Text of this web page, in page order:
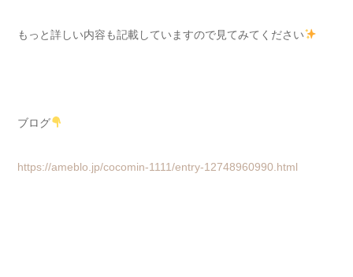
もっと詳しい内容も記載していますので見てみてください
ブログ
https://ameblo.jp/cocomin-1111/entry-12748960990.html